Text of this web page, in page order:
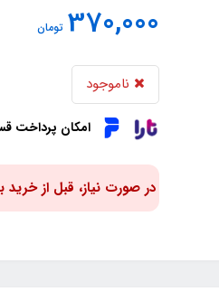
370,000 تومان
ناموجود
امکان پرداخت
در صورت نیاز، قبل از خرید